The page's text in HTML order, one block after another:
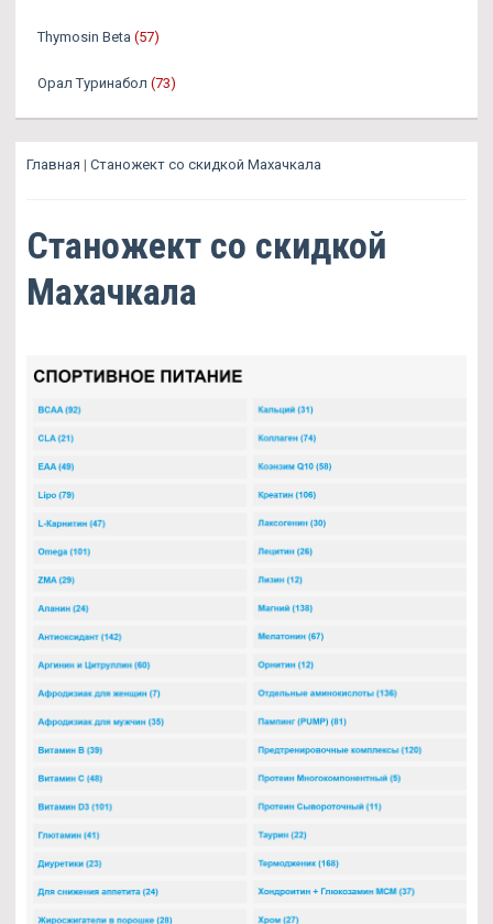
Thymosin Beta (57)
Орал Туринабол (73)
Главная | Станожект со скидкой Махачкала
Станожект со скидкой
Махачкала